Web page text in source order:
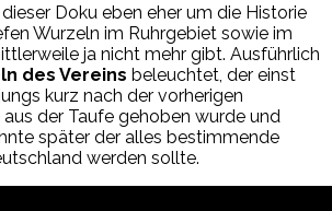
Doku eben eher um die Historie
Wurzeln im Ruhrgebiet sowie im
ja nicht mehr gibt. Ausführlich
des Vereins beleuchtet, der einst
kurz nach der vorherigen
der Taufe gehoben wurde und
später der alles bestimmende
werden sollte.